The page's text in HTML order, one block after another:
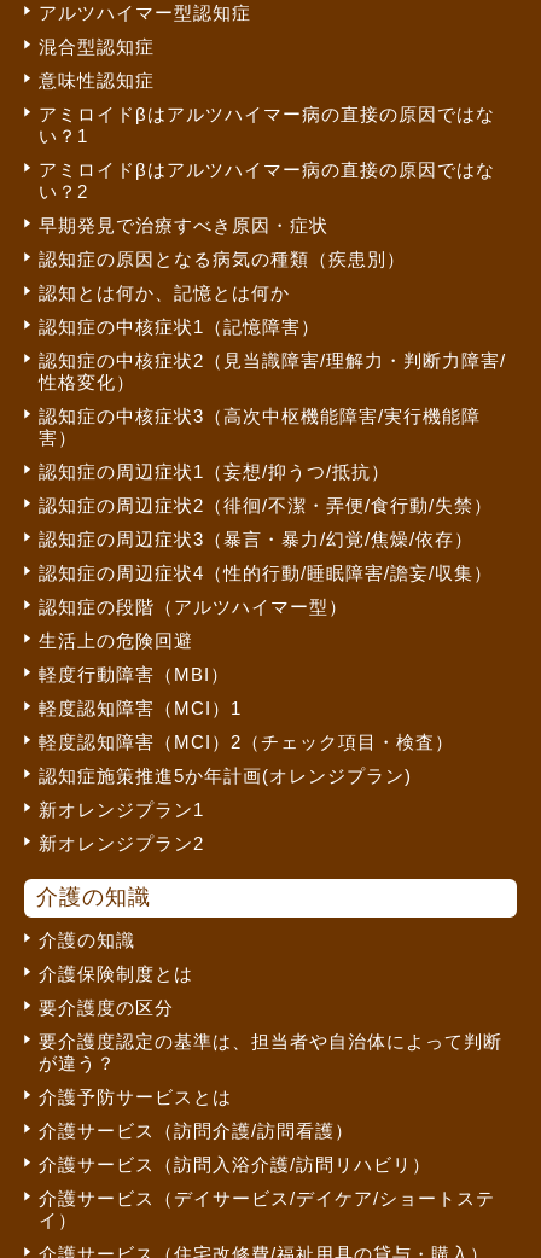
アルツハイマー型認知症
混合型認知症
意味性認知症
アミロイドβはアルツハイマー病の直接の原因ではな
い？1
アミロイドβはアルツハイマー病の直接の原因ではな
い？2
早期発見で治療すべき原因・症状
認知症の原因となる病気の種類（疾患別）
認知とは何か、記憶とは何か
認知症の中核症状1（記憶障害）
認知症の中核症状2（見当識障害/理解力・判断力障害/
性格変化）
認知症の中核症状3（高次中枢機能障害/実行機能障
害）
認知症の周辺症状1（妄想/抑うつ/抵抗）
認知症の周辺症状2（徘徊/不潔・弄便/食行動/失禁）
認知症の周辺症状3（暴言・暴力/幻覚/焦燥/依存）
認知症の周辺症状4（性的行動/睡眠障害/譫妄/収集）
認知症の段階（アルツハイマー型）
生活上の危険回避
軽度行動障害（MBI）
軽度認知障害（MCI）1
軽度認知障害（MCI）2（チェック項目・検査）
認知症施策推進5か年計画(オレンジプラン)
新オレンジプラン1
新オレンジプラン2
介護の知識
介護の知識
介護保険制度とは
要介護度の区分
要介護度認定の基準は、担当者や自治体によって判断
が違う？
介護予防サービスとは
介護サービス（訪問介護/訪問看護）
介護サービス（訪問入浴介護/訪問リハビリ）
介護サービス（デイサービス/デイケア/ショートステ
イ）
介護サービス（住宅改修費/福祉用具の貸与・購入）